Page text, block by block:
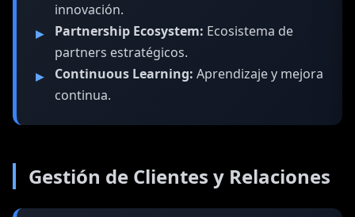
innovación.
Partnership Ecosystem: Ecosistema de
partners estratégicos.
Continuous Learning: Aprendizaje y mejora
continua.
Gestión de Clientes y Relaciones